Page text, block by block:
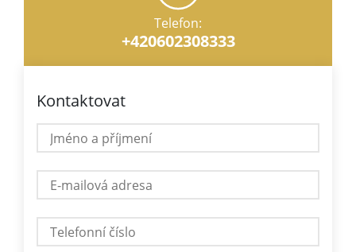
Telefon:
+420602308333
Kontaktovat